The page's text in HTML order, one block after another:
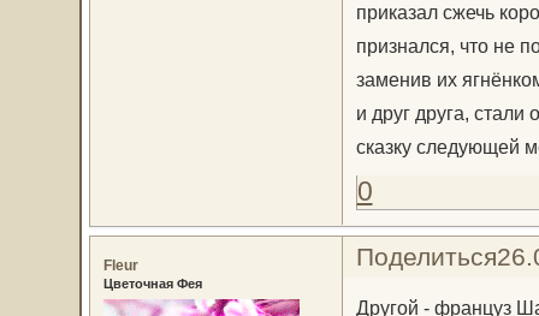
приказал сжечь
признался, что не
заменив их
и друг друга,
сказку следующей
0
Поделиться
Fleur
Цветочная Фея
Другой - француз